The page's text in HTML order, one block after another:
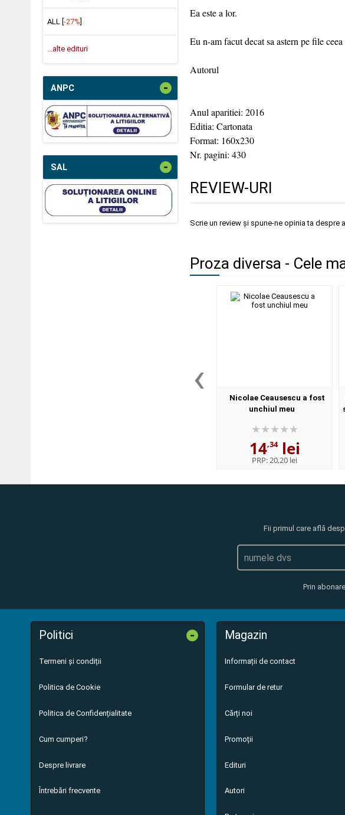
ALL [ -27%
...alte edituri
ANPC -
SAL -
Ea este a lor.
Eu n-am facut decat sa astern pe file
Autorul
Anul aparitiei: 2016
Editia: Cartonata
Format: 160x230
Nr. pagini: 430
REVIEW-URI
Scrie un review și spune-ne opinia ta despre
Proza diversa - Cele
‹
Nicolae Ceausescu a fost
unchiul meu
14,34lei
PRP:20,20 lei
Fii primul care află
Prin
Politici -
Termeni și condiții
Politica de Cookie
Politica de Confidențialitate
Cum cumperi?
Despre livrare
Întrebări frecvente
Magazin
Informații de contact
Formular de retur
Cărți noi
Promoții
Edituri
Autori